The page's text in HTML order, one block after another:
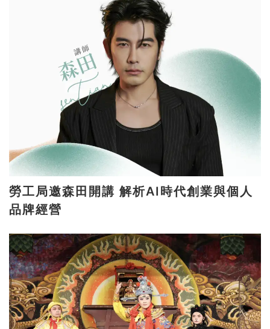
勞工局邀森田開講 解析AI時代創業與個人
品牌經營